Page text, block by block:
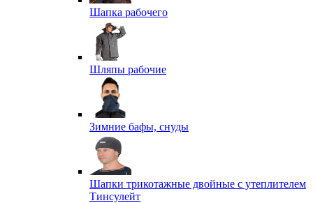
Шапка рабочего
Шляпы рабочие
Зимние бафы, снуды
Шапки трикотажные двойные с утеплителем
Тинсулейт